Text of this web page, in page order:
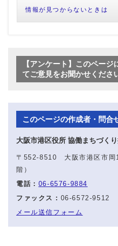
情報が見つからないときは
【アンケート】このページ
てご意見をお聞かせくださ
このページの作成者・問合
大阪市港区役所 協働まちづく
〒552-8510 大阪市港区市岡
階）
電話： 06-6576-9884
ファックス： 06-6572-9512
メール送信フォーム